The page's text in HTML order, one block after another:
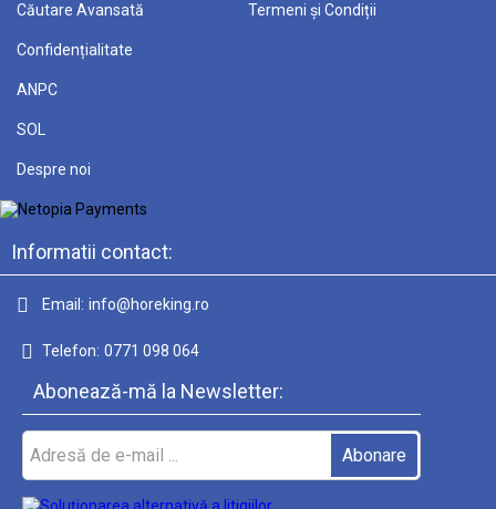
Căutare Avansată Termeni și Condiții
Confidențialitate
ANPC
SOL
Despre noi
Informatii contact:
Email: info@horeking.ro
Telefon: 0771 098 064
Abonează-mă la Newsletter: